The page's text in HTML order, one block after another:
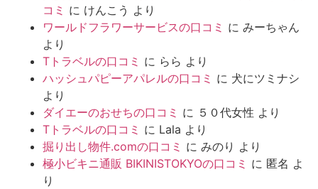
コミ に けんこう より
ワールドフラワーサービスの口コミ に みーちゃん
より
Tトラベルの口コミ に らら より
ハッシュパピーアパレルの口コミ に 犬にツミナシ
より
ダイエーのおせちの口コミ に ５０代女性 より
Tトラベルの口コミ に Lala より
掘り出し物件.comの口コミ に みのり より
極小ビキニ通販 BIKINISTOKYOの口コミ に 匿名 よ
り